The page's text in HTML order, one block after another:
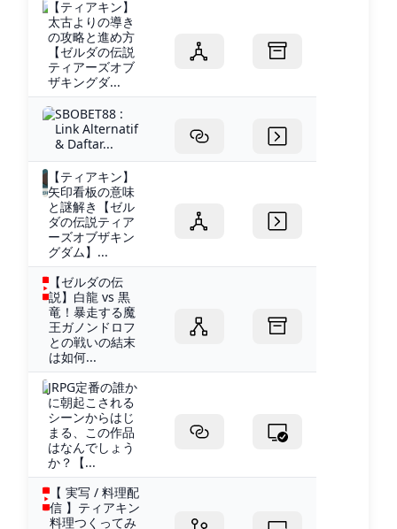
【ティアキン】
太古よりの導き
の攻略と進め方
【ゼルダの伝説
ティアーズオブ
ザキングダ...
SBOBET88 :
Link Alternatif
& Daftar...
【ティアキン】
矢印看板の意味
と謎解き【ゼル
ダの伝説ティア
ーズオブザキン
グダム】...
【ゼルダの伝
説】白龍 vs 黒
竜！暴走する魔
王ガノンドロフ
との戦いの結末
は如何...
JRPG定番の誰か
に朝起こされる
シーンからはじ
まる、この作品
はなんでしょう
か？【...
【 実写 / 料理配
信 】ティアキン
料理つくってみ